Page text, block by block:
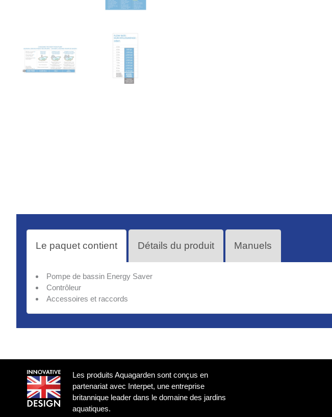
Le paquet contient Détails du produit Manuels
Pompe de bassin Energy Saver
Contrôleur
Accessoires et raccords
Les produits Aquagarden sont conçus en
partenariat avec Interpet, une entreprise
britannique leader dans le domaine des jardins
aquatiques.